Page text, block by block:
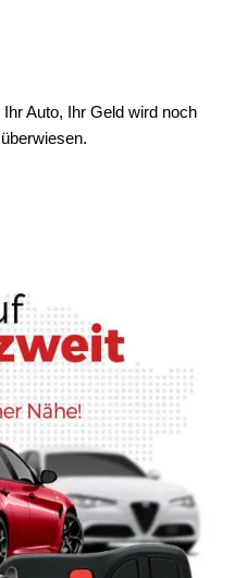
Auto, Ihr Geld wird noch